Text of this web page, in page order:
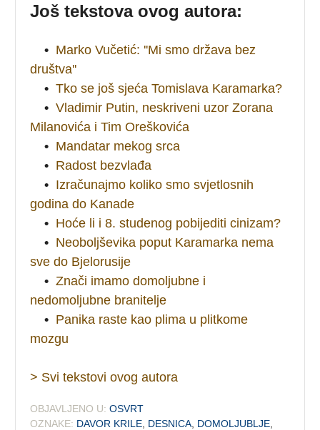
Još tekstova ovog autora:
• Marko Vučetić: ''Mi smo država bez
društva''
• Tko se još sjeća Tomislava Karamarka?
• Vladimir Putin, neskriveni uzor Zorana
Milanovića i Tim Oreškovića
• Mandatar mekog srca
• Radost bezvlađa
• Izračunajmo koliko smo svjetlosnih
godina do Kanade
• Hoće li i 8. studenog pobijediti cinizam?
• Neoboljševika poput Karamarka nema
sve do Bjelorusije
• Znači imamo domoljubne i
nedomoljubne branitelje
• Panika raste kao plima u plitkome
mozgu
> Svi tekstovi ovog autora
OBJAVLJENO U: OSVRT
OZNAKE: DAVOR KRILE DESNICA DOMOLJUBLJE